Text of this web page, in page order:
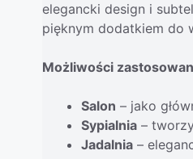
elegancki design i
pięknym dodatkiem do
Możliwości
Salon – jako
Sypialnia –
Jadalnia –